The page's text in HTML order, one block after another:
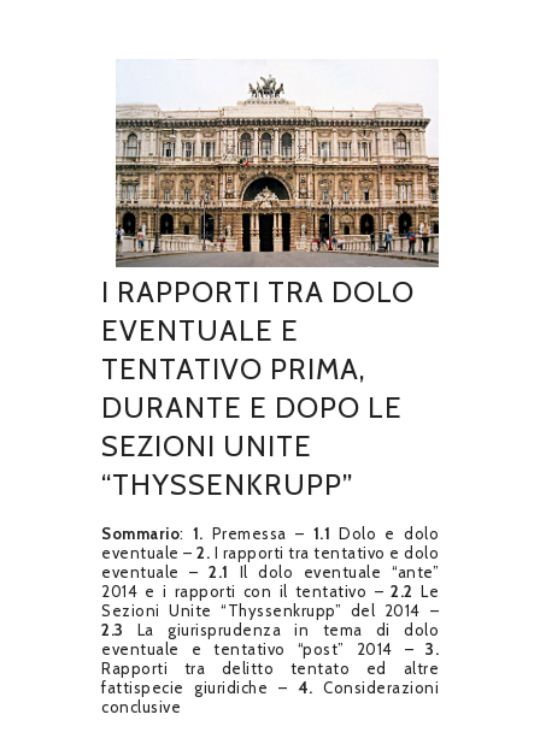
I RAPPORTI TRA DOLO
EVENTUALE E
TENTATIVO PRIMA,
DURANTE E DOPO LE
SEZIONI UNITE
“THYSSENKRUPP”
Sommario: 1. Premessa – 1.1 Dolo e dolo
eventuale – 2. I rapporti tra tentativo e dolo
eventuale –2.1
Il dolo eventuale “ante”
2014 e i rapporti con il tentativo –2.2 Le
Sezioni Unite “Thyssenkrupp” del 2014 –
2.3 La giurisprudenza in tema di dolo
eventuale e tentativo “post” 2014 – 3.
Rapporti tra delitto tentato ed altre
fattispecie giuridiche – 4. Considerazioni
conclusive